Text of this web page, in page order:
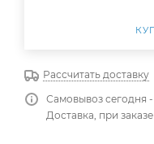
Рассчитать доставку
Самовывоз сегодня
Доставка, при